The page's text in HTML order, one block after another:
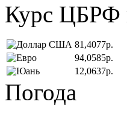
Курс ЦБРФ
81,4077р.
94,0585р.
12,0637р.
Погода